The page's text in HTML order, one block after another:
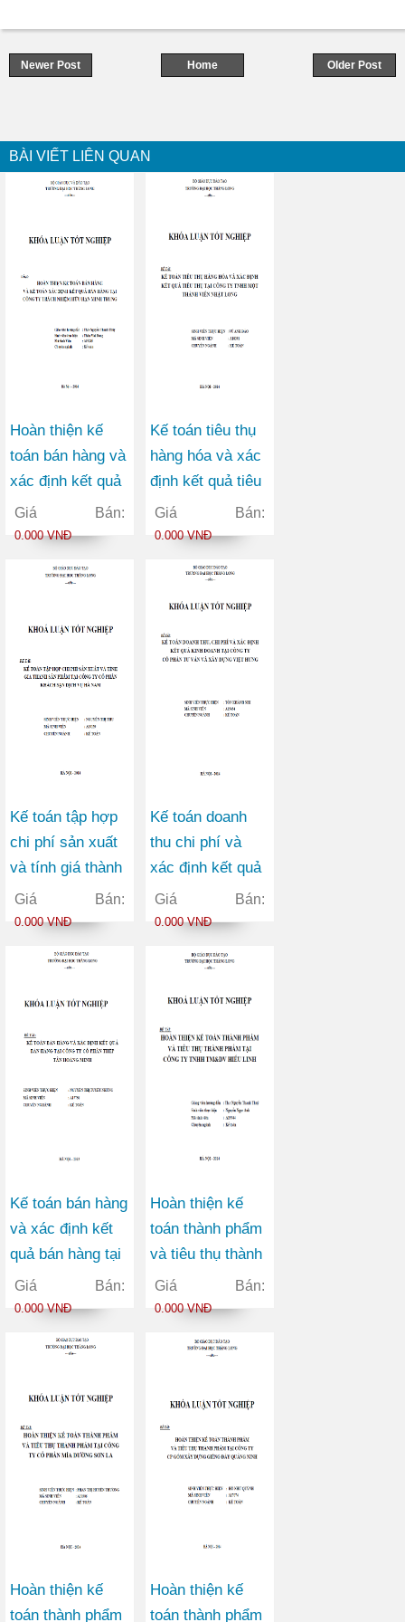
Newer Post Older Post
Home
BÀI VIẾT LIÊN QUAN
Hoàn thiện kế
toán bán hàng và
xác định kết quả
bán hàng tại
Công ty TNHH
Giá Bán:
0.000 VNĐ
Kế toán tiêu thụ
hàng hóa và xác
định kết quả tiêu
thụ tại Công ty
TNHH một thành
Giá Bán:
0.000 VNĐ
Kế toán tập hợp
chi phí sản xuất
và tính giá thành
sản phẩm tại
Công ty Cổ phần
vụ Hà Nam
Giá Bán:
0.000 VNĐ
Kế toán doanh
thu chi phí và
xác định kết quả
kinh doanh tại
Công ty Cổ phần
dựng Việt Hưng
Giá Bán:
0.000 VNĐ
Kế toán bán hàng
và xác định kết
quả bán hàng tại
Công ty Cổ phần
thép Tân Hoàng
Giá Bán:
0.000 VNĐ
Hoàn thiện kế
toán thành phẩm
và tiêu thụ thành
phẩm tại công ty
TNHH Thương
Hiếu Linh
Giá Bán:
0.000 VNĐ
Hoàn thiện kế
toán thành phẩm
Hoàn thiện kế
toán thành phẩm